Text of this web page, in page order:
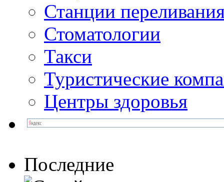
Станции
Стоматологии
Такси
Туристические
Центры здоровья
Последние